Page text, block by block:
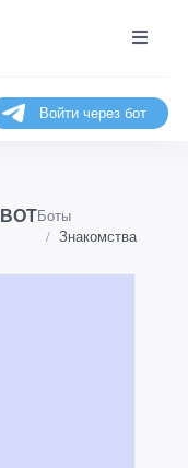
Войти через бот
Боты
Знакомства